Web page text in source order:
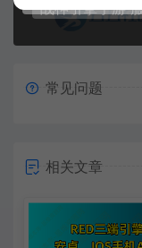
常见问题
相关文章